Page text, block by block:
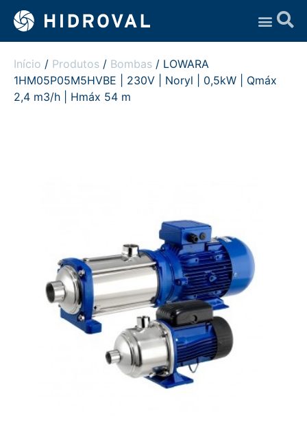
Início / Produtos / Bombas / LOWARA
1HM05P05M5HVBE | 230V | Noryl | 0,5kW | Qmáx
2,4 m3/h | Hmáx 54 m